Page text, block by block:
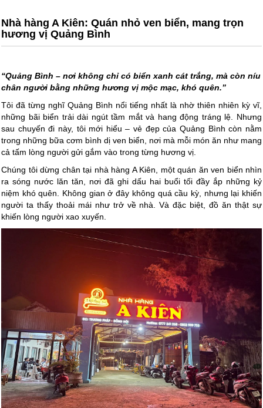
Nhà hàng A Kiên: Quán nhỏ ven biển, mang trọn
hương vị Quảng Bình
“Quảng Bình – nơi không chỉ có biển xanh cát trắng, mà còn níu
chân người bằng những hương vị mộc mạc, khó quên.”
Tôi đã từng nghĩ Quảng Bình nổi tiếng nhất là nhờ thiên nhiên kỳ vĩ,
những bãi biển trải dài ngút tầm mắt và hang động tráng lệ. Nhưng
sau chuyến đi này, tôi mới hiểu – vẻ đẹp của Quảng Bình còn nằm
trong những bữa cơm bình dị ven biển, nơi mà mỗi món ăn như mang
cả tấm lòng người gửi gắm vào trong từng hương vị.
Chúng tôi dừng chân tại nhà hàng A Kiên, một quán ăn ven biển nhìn
ra sóng nước lăn tăn, nơi đã ghi dấu hai buổi tối đầy ắp những kỷ
niệm khó quên. Không gian ở đây không quá cầu kỳ, nhưng lại khiến
người ta thấy thoải mái như trở về nhà. Và đặc biệt, đồ ăn thật sự
khiến lòng người xao xuyến.